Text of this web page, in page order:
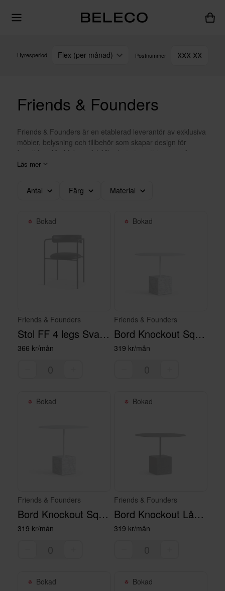
Hyresperiod Flex (per månad) Postnummer XXX XX
Friends & Founders
Friends & Founders är en etablerad leverantör av exklusiva
möbler, belysning och tillbehör som skapar design för
framtiden. Med fokus på hållbarhet utan att tumma på
designen har deras prisbelönta produkter fått stort
kommer från en lång tradition av högkvalitativa
tillverkas i europeiska länder och speciellt i Skandinavien.
Läs mer
Antal Färg Material
Bokad
Friends & Founders
Stol FF 4 legs Svart Läder
366 kr/mån
Bokad
Friends & Founders
Bord Knockout Square lågt vitt
319 kr/mån
Bokad
Friends & Founders
Bord Knockout Square Högt Vitt
319 kr/mån
Bokad
Friends & Founders
Bord Knockout Lågt Svart
319 kr/mån
Bokad Bokad